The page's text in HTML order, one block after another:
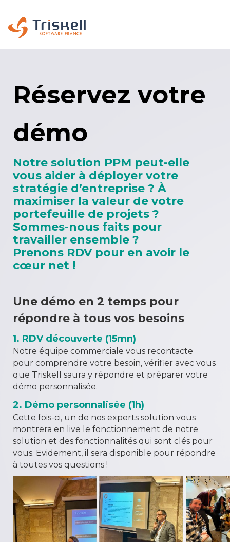
Réservez votre
démo
Notre solution PPM peut-elle
vous aider à déployer votre
stratégie d’entreprise ? À
maximiser la valeur de votre
portefeuille de projets ?
Sommes-nous faits pour
travailler ensemble ?
Prenons RDV pour en avoir le
cœur net !
Une démo en 2 temps pour
répondre à tous vos besoins
1. RDV découverte (15mn)
Notre équipe commerciale vous recontacte
pour comprendre votre besoin, vérifier avec vous
que Triskell saura y répondre et préparer votre
démo personnalisée.
2. Démo personnalisée (1h)
Cette fois-ci, un de nos experts solution vous
montrera en live le fonctionnement de notre
solution et des fonctionnalités qui sont clés pour
vous. Evidement, il sera disponible pour répondre
à toutes vos questions !